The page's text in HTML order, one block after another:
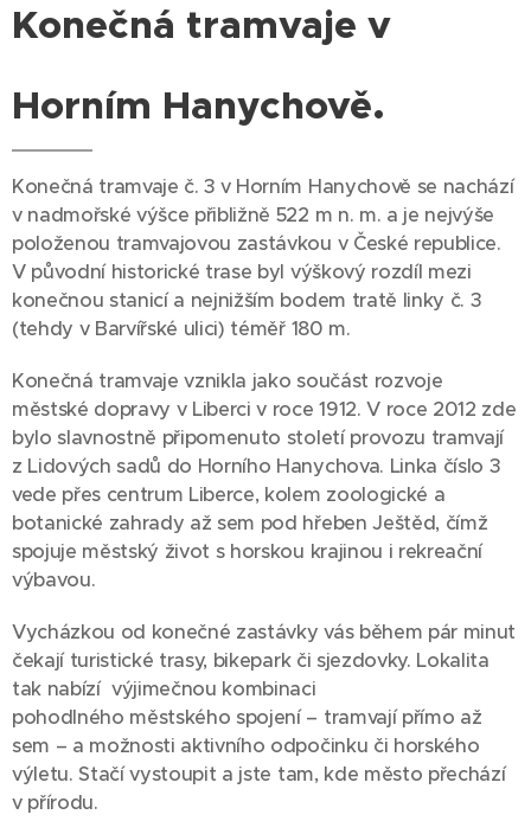
Konečná tramvaje v
Horním Hanychově.
Konečná tramvaje č. 3 v Horním Hanychově se nachází
v nadmořské výšce přibližně 522 m n. m. a je nejvýše
položenou tramvajovou zastávkou v České republice.
V původní historické trase byl výškový rozdíl mezi
konečnou stanicí a nejnižším bodem tratě linky č. 3
(tehdy v Barvířské ulici) téměř 180 m.
Konečná tramvaje vznikla jako součást rozvoje
městské dopravy v Liberci v roce 1912. V roce 2012 zde
bylo slavnostně připomenuto století provozu tramvají
z Lidových sadů do Horního Hanychova. Linka číslo 3
vede přes centrum Liberce, kolem zoologické a
botanické zahrady až sem pod hřeben Ještěd, čímž
spojuje městský život s horskou krajinou i rekreační
výbavou.
Vycházkou od konečné zastávky vás během pár minut
čekají turistické trasy, bikepark či sjezdovky. Lokalita
tak nabízí výjimečnou kombinaci
pohodlného městského spojení – tramvají přímo až
sem – a možnosti aktivního odpočinku či horského
výletu. Stačí vystoupit a jste tam, kde město přechází
v přírodu.